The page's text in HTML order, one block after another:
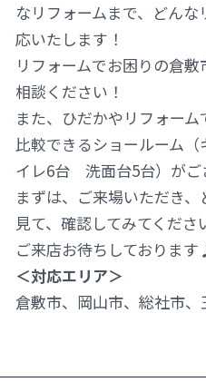
なリフォームまで、どん
応いたします！
リフォームでお困りの倉
相談ください！
また、ひだかやリフォーム
比較できるショールーム
イレ6台 洗面台5台）がご
まずは、ご来場いただき
見て、確認してみてくださ
ご来店お待ちしております
＜対応エリア＞
倉敷市、岡山市、総社市